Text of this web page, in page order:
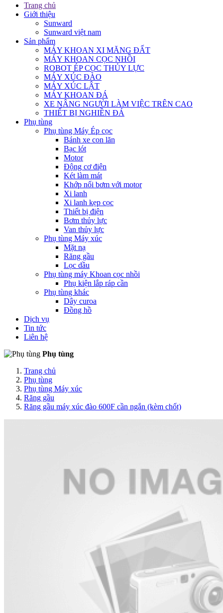
Trang chủ
Giới thiệu
Sunward
Sunward việt nam
Sản phẩm
MÁY KHOAN XI MĂNG ĐẤT
MÁY KHOAN CỌC NHỒI
ROBOT ÉP CỌC THỦY LỰC
MÁY XÚC ĐÀO
MÁY XÚC LẬT
MÁY KHOAN ĐÁ
XE NÂNG NGƯỜI LÀM VIỆC TRÊN CAO
THIẾT BỊ NGHIỀN ĐÁ
Phụ tùng
Phụ tùng Máy Ép cọc
Bánh xe con lăn
Bạc lót
Motor
Động cơ điện
Két làm mát
Khớp nối bơm với motor
Xi lanh
Xi lanh kẹp cọc
Thiết bị điện
Bơm thủy lực
Van thủy lực
Phụ tùng Máy xúc
Mặt nạ
Răng gầu
Lọc dầu
Phụ tùng máy Khoan cọc nhồi
Phụ kiện lắp ráp cần
Phụ tùng khác
Dây curoa
Đồng hồ
Dịch vụ
Tin tức
Liên hệ
Phụ tùng
Trang chủ
Phụ tùng
Phụ tùng Máy xúc
Răng gầu
Răng gầu máy xúc đào 600F cần ngắn (kèm chốt)